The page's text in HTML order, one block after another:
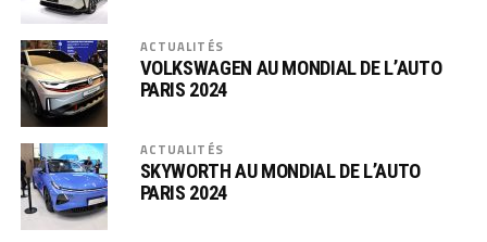
ACTUALITÉS
VOLKSWAGEN AU MONDIAL DE L’AUTO
PARIS 2024
ACTUALITÉS
SKYWORTH AU MONDIAL DE L’AUTO
PARIS 2024